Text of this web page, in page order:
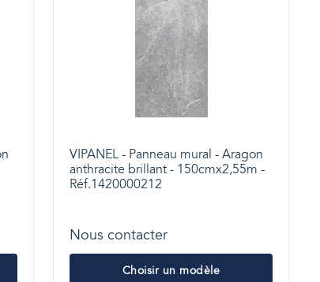
VIPANEL - Panneau mural - Aragon
anthracite brillant - 150cmx2,55m -
Réf.1420000212
Nous contacter
Choisir un modèle